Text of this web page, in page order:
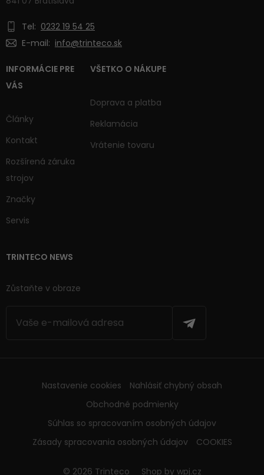
Tel: 0232 19 54 25
E-mail: info@trinteco.sk
INFORMÁCIE PRE
VÁS
Články
Kontakt
Rozšírená záruka
strojov
Značky
Servis
VŠETKO O NÁKUPE
Doprava a platba
Reklamácia
Vrátenie tovaru
TRINTECO NEWS
Zůstaňte v obraze
© 2026 Trinteco
Nastavenie cookies
Nahlásiť chybný obsah
Obchodné podmienky
Súhlas so spracovaním osobných údajov
Zásady spracovania osobných údajov
COOKIES
Shop by wpj.cz